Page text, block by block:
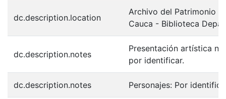
dc.description.location
Archivo del Patrimonio
Cauca - Biblioteca
dc.description.notes
Presentación artística
por identificar.
dc.description.notes Personajes: Por